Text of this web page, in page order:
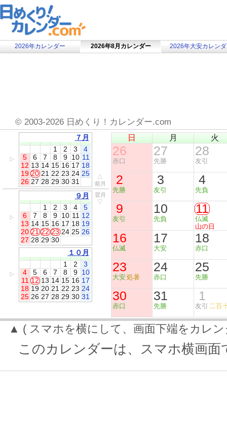
2026年カレンダー 2026年8月カレンダー 2026年大安カレン
© 2003-2026 日めくり！カレンダー.com
▷
７月
1
2 3
4
5
6 7 8 9 10 11
12 13 14 15 16 17 18
19 20 21 22 23 24 25
26 27 28 29 30 31
△
前月
▷
９月
1
2 3 4
5
6
7 8 9 10 11 12
13 14 15 16 17 18 19
20 21 22 23 24 25 26
27 28 29 30
翌月
▽
▷
１０月
1
2
3
4
5 6 7 8 9 10
11 12 13 14 15 16 17
18 19 20 21 22 23 24
25 26 27 28 29 30 31
日 月 火
26
赤口
27
先勝
28
友引
2
先勝
3
友引
4
先負
9
友引
10
先負
11
仏滅
山の日
16
仏滅
17
大安
18
赤口
23
大安処暑
24
赤口
25
先勝
30
赤口
31
先勝
1
友引 二百
▲ ( スマホを横にして、画面下端をカレ
このカレンダーは、スマホ横画面